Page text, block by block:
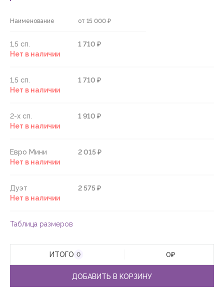
Наименование от 15 000 ₽
1,5 сп.
1 710 ₽
Нет в наличии
1,5 сп.
1 710 ₽
Нет в наличии
2-х сп.
1 910 ₽
Нет в наличии
Евро Мини
2 015 ₽
Нет в наличии
Дуэт
2 575 ₽
Нет в наличии
Таблица размеров
ИТОГО 0 0₽
ДОБАВИТЬ В КОРЗИНУ